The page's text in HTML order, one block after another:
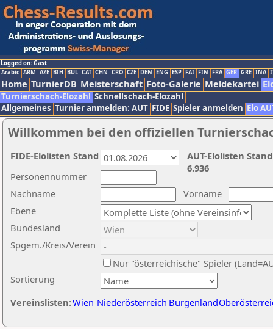
Logged on: Gast
Arabic ARM AZE BIH BUL CAT CHN CRO CZE DEN ENG ESP FAI FIN FRA GER GRE INA
Home TurnierDB Meisterschaft Foto-Galerie Meldekartei
Turnierschach-Elozahl Schnellschach-Elozahl
Allgemeines Turnier anmelden: AUT FIDE Spieler anmelden Elo
Willkommen bei den offiziellen
Nachname
Vorname
Ebene
Sortierung
Personennummer
Bundesland
Spgem./Kreis/Verein
Nur "österreichische" Spieler
Vereinslisten:Wien Niederösterreich Burgenland
AUT-Elolisten
6.936
FIDE-Elolisten Stand